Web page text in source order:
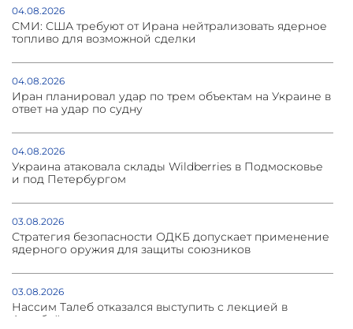
04.08.2026
СМИ: США требуют от Ирана нейтрализовать ядерное
топливо для возможной сделки
04.08.2026
Иран планировал удар по трем объектам на Украине в
ответ на удар по судну
04.08.2026
Украина атаковала склады Wildberries в Подмосковье
и под Петербургом
03.08.2026
Стратегия безопасности ОДКБ допускает применение
ядерного оружия для защиты союзников
03.08.2026
Нассим Талеб отказался выступить с лекцией в
Азербайджане